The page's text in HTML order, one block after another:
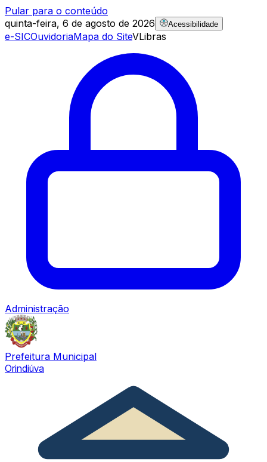
Pular para o conteúdo
quinta-feira, 6 de agosto de 2026
Acessibilidade
e-SICOuvidoriaMapa do SiteVLibras
Administração
Prefeitura Municipal
Orindiúva